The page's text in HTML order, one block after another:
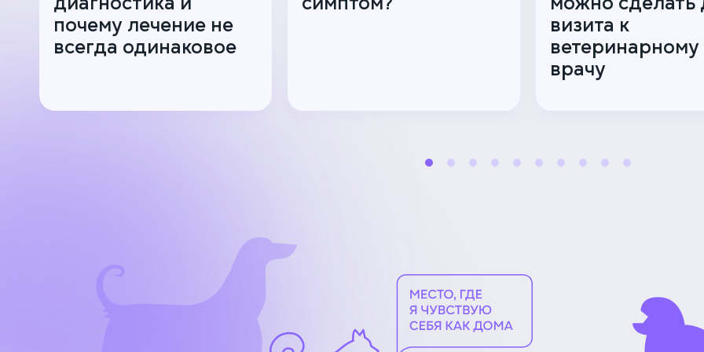
почему лечение не
всегда одинаковое
визита к
ветеринарному
врачу